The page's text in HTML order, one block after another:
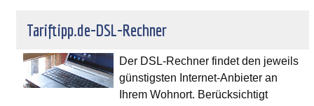
Tariftipp.de-DSL-Rechner
Der DSL-Rechner findet den jeweils
günstigsten Internet-Anbieter an
Ihrem Wohnort. Berücksichtigt